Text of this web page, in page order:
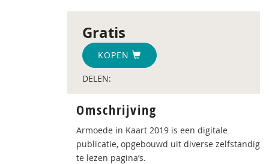
Gratis
KOPEN
DELEN:
Omschrijving
Armoede in Kaart 2019 is een digitale
publicatie, opgebouwd uit diverse zelfstandig
te lezen pagina’s.